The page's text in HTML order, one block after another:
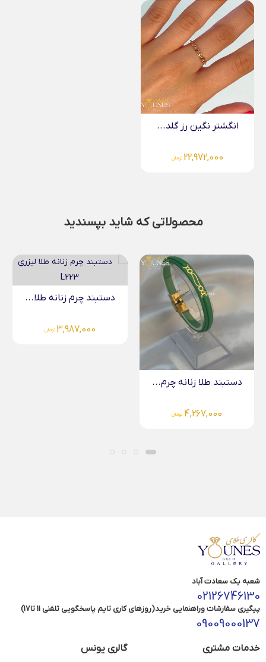
انگشتر نگین رز گلد...
22,972,000 تومان
محصولاتی که شاید بپسندید
دستبند طلا زنانه چرم...
4,267,000 تومان
دستبند چرم زنانه طلا...
3,987,000 تومان
شعبه یک سعادت آباد
02126746130
پیگیری سفارشات وراهنمایی خرید(روزهای کاری تایم پاسخگویی تلفنی 11 تا17)
09009000137
خدمات مشتری گالری یونس